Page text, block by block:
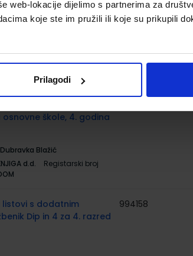
web-lokacije dijelimo s partnerima za
koje ste im pružili ili koje su prikupili
Prilagodi
engleskog jezika u
d.d.
Registarski broj
569030
škole, 4. godina
Blažić
d.d.
Registarski broj
listovi s dodatnim
Dip in 4 za 4. razred
994158